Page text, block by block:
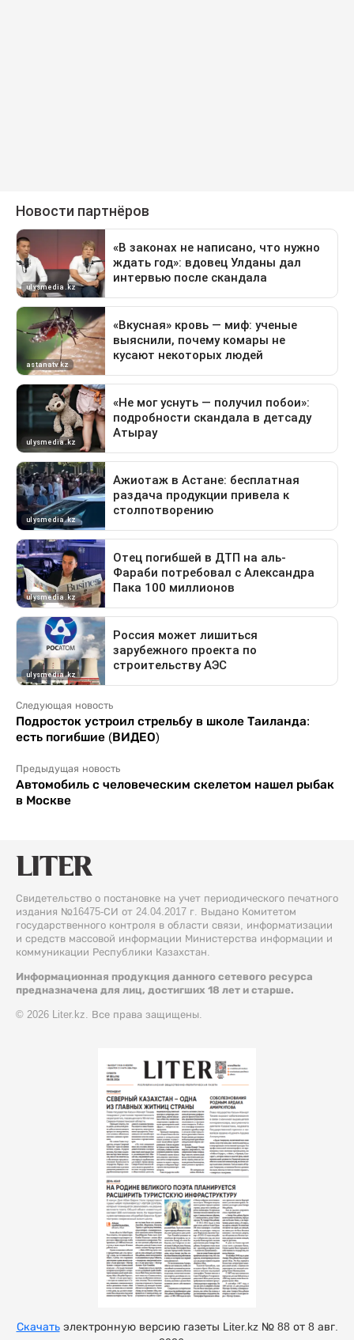
Следующая новость
Подросток устроил стрельбу в школе Таиланда:
есть погибшие (ВИДЕО)
Предыдущая новость
Автомобиль с человеческим скелетом нашел рыбак
в Москве
Свидетельство о постановке на учет периодического печатного
издания №16475-СИ от 24.04.2017 г. Выдано Комитетом
государственного контроля в области связи, информатизации
и средств массовой информации Министерства информации и
коммуникации Республики Казахстан.
Информационная продукция данного сетевого ресурса
предназначена для лиц, достигших 18 лет и старше.
© 2026 Liter.kz. Все права защищены.
Скачатьэлектронную версию газеты Liter.kz № 88 от 8 авг.